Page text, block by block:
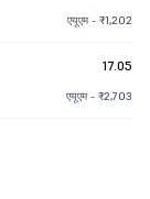
एयूएम - ₹1,202
17.05
एयूएम - ₹2,703